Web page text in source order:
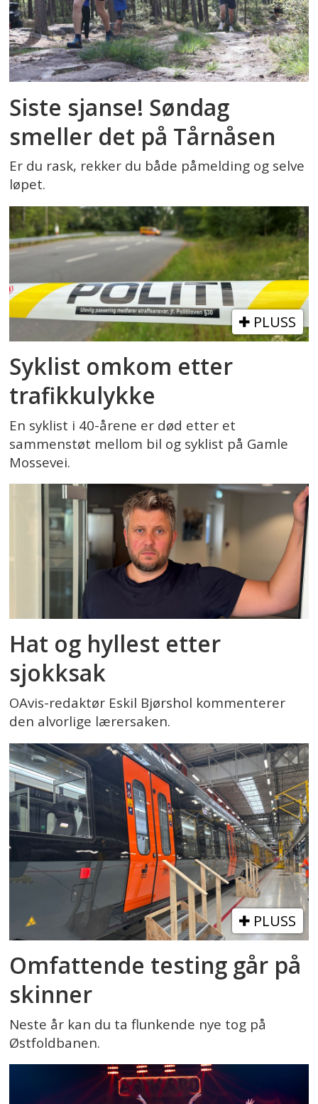
Siste sjanse! Søndag
smeller det på Tårnåsen
Er du rask, rekker du både påmelding og selve
løpet.
PLUSS
Syklist omkom etter
trafikkulykke
En syklist i 40-årene er død etter et
sammenstøt mellom bil og syklist på Gamle
Mossevei.
Hat og hyllest etter
sjokksak
OAvis-redaktør Eskil Bjørshol kommenterer
den alvorlige lærersaken.
PLUSS
Omfattende testing går på
skinner
Neste år kan du ta flunkende nye tog på
Østfoldbanen.